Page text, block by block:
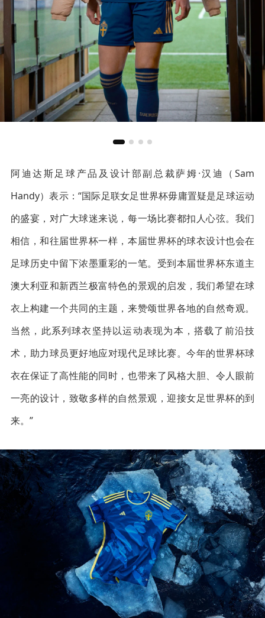
阿迪达斯足球产品及设计部副总裁萨姆·汉迪（Sam
Handy）表示：“国际足联女足世界杯毋庸置疑是足球运动
的盛宴，对广大球迷来说，每一场比赛都扣人心弦。我们
相信，和往届世界杯一样，本届世界杯的球衣设计也会在
足球历史中留下浓墨重彩的一笔。受到本届世界杯东道主
澳大利亚和新西兰极富特色的景观的启发，我们希望在球
衣上构建一个共同的主题，来赞颂世界各地的自然奇观。
当然，此系列球衣坚持以运动表现为本，搭载了前沿技
术，助力球员更好地应对现代足球比赛。今年的世界杯球
衣在保证了高性能的同时，也带来了风格大胆、令人眼前
一亮的设计，致敬多样的自然景观，迎接女足世界杯的到
来。”